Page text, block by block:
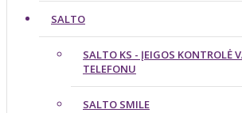
SALTO
SALTO KS - ĮEIGOS KONTROLĖ
TELEFONU
SALTO SMILE